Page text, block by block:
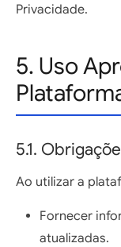
Privacidade.
5. Uso
5.1.
Ao utilizar a
Fornecer
atualizadas.